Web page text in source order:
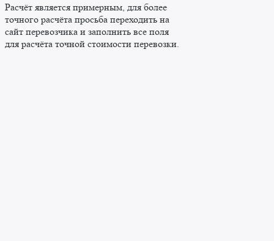
Расчёт является примерным, для более
точного расчёта просьба переходить на
сайт перевозчика и заполнить все поля
для расчёта точной стоимости перевозки.